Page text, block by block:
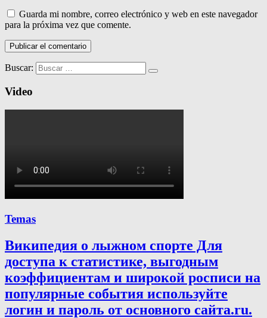
Guarda mi nombre, correo electrónico y web en este navegador
para la próxima vez que comente.
Buscar:
Video
Temas
Википедия о лыжном спорте Для
доступа к статистике, выгодным
коэффициентам и широкой росписи на
популярные события используйте
логин и пароль от основного сайта.ru.